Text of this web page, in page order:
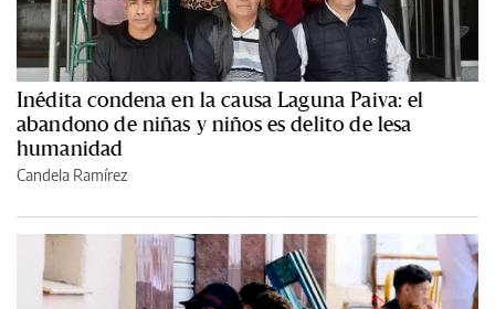
Inédita condena en la causa Laguna Paiva: el
abandono de niñas y niños es delito de lesa
humanidad
Candela Ramírez